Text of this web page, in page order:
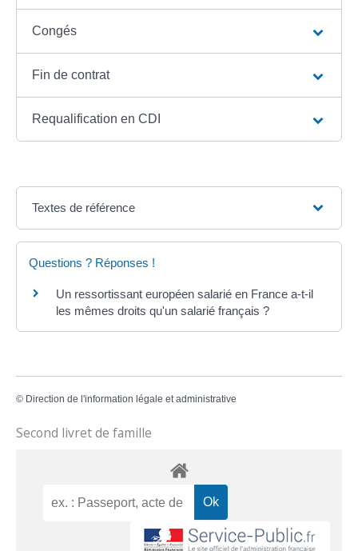
Congés
Fin de contrat
Requalification en CDI
Textes de référence
Questions ? Réponses !
Un ressortissant européen salarié en France a-t-il
les mêmes droits qu'un salarié français ?
© Direction de l'information légale et administrative
Second livret de famille